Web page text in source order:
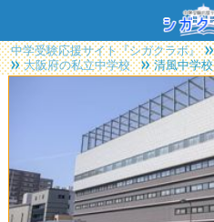
中学受験応援サイト『シガクラボ』
大阪府の私立中学校
清風中学校